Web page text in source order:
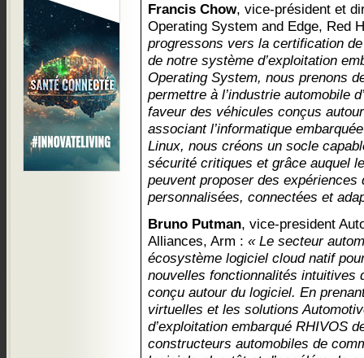
Francis Chow, vice-président et
Operating System and Edge, Red
progressons vers la certification
de notre système d’exploitation
Operating System, nous prenons
permettre à l’industrie automobile
faveur des véhicules conçus
associant l’informatique
Linux, nous créons un socle
sécurité critiques et grâce auquel
peuvent proposer des expériences
personnalisées, connectées et
Bruno Putman, vice-president
Alliances, Arm : « Le secteur
écosystème logiciel cloud natif
nouvelles fonctionnalités intuitives
conçu autour du logiciel. En
virtuelles et les solutions
d’exploitation embarqué RHIVOS
constructeurs automobiles de